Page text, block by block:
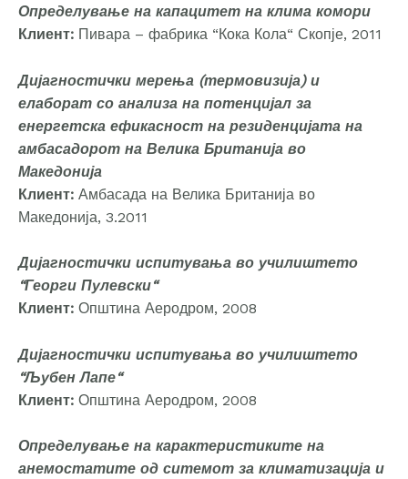
Определување на капацитет на клима комори
Клиент: Пивара – фабрика “Кока Кола“ Скопје, 2011
Дијагностички мерења (термовизија) и
елаборат со анализа на потенцијал за
енергетска ефикасност на резиденцијата на
амбасадорот на Велика Британија во
Македонија
Клиент: Амбасада на Велика Британија во
Македонија, 3.2011
Дијагностички испитувања во училиштето
“Георги Пулевски“
Клиент: Општина Аеродром, 2008
Дијагностички испитувања во училиштето
“Љубен Лапе“
Клиент: Општина Аеродром, 2008
Определување на карактеристиките на
анемостатите од ситемот за климатизација и